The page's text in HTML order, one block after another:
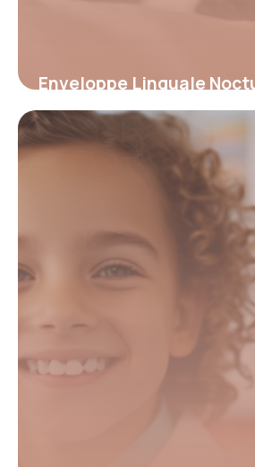
Enveloppe Linguale
Révolution dans la
orthodontique